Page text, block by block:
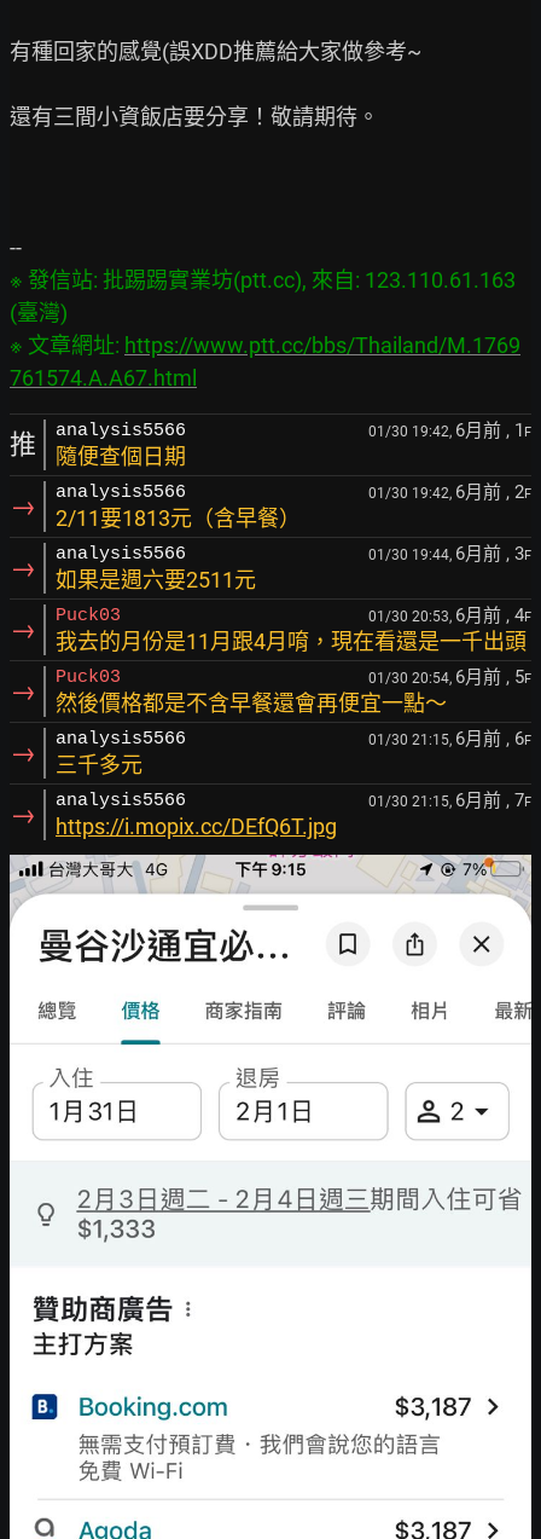
有種回家的感覺(誤XDD推薦給大家做參考~
還有三間小資飯店要分享！敬請期待。
※ 發信站: 批踢踢實業坊(ptt.cc), 來自: 123.110.61.163
(臺灣)
※ 文章網址: https://www.ptt.cc/bbs/Thailand/M.1769
761574.A.A67.html
推 analysis5566 01/30 19:42, 6月前 , 1 F
隨便查個日期
→ analysis5566 01/30 19:42, 6月前 , 2F
2/11要1813元（含早餐）
→ analysis5566 01/30 19:44, 6月前 , 3F
如果是週六要2511元
→ Puck03 01/30 20:53, 6月前 , 4F
我去的月份是11月跟4月唷，現在看還是一千出頭
→ Puck03 01/30 20:54, 6月前 , 5F
然後價格都是不含早餐還會再便宜一點～
→ analysis5566 01/30 21:15, 6月前 , 6F
三千多元
→ analysis5566 01/30 21:15, 6月前 , 7F
https://i.mopix.cc/DEfQ6T.jpg